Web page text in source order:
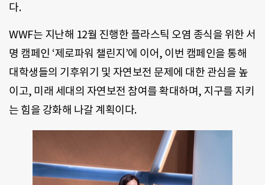
다.
WWF는 지난해 12월 진행한 플라스틱 오염 종식을 위한 서
명 캠페인 ‘제로파워 챌린지’에 이어, 이번 캠페인을 통해
대학생들의 기후위기 및 자연보전 문제에 대한 관심을 높
이고, 미래 세대의 자연보전 참여를 확대하며, 지구를 지키
는 힘을 강화해 나갈 계획이다.